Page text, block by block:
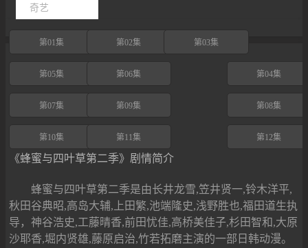
奇艺
第01集 第02集 第03集
第04集
第05集 第06集
第07集 第08集
第09集
第10集 第11集 第12集
《蜂蜜与四叶草第二季》剧情简介
蜂蜜与四叶草第二季是由长井龙雪,笠井贤一,铃木洋平,
秋田谷典昭,高岛大辅,上田繁,池端隆史,浅野胜也,福田道生执
导，神谷浩史,工藤晴香,前田忧佳,高桥美佳子,杉田智和,大原
沙耶香,堀内贤雄,藤原启治,竹若拓磨主演的一部日韩动漫。